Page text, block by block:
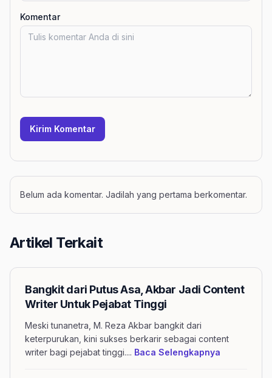
Komentar
Kirim Komentar
Belum ada komentar. Jadilah yang pertama berkomentar.
Artikel Terkait
Bangkit dari Putus Asa, Akbar Jadi Content
Writer Untuk Pejabat Tinggi
Meski tunanetra, M. Reza Akbar bangkit dari
keterpurukan, kini sukses berkarir sebagai content
writer bagi pejabat tinggi.... Baca Selengkapnya